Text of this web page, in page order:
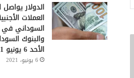
الدولار
العملات
السوداني في
والبنوك
الأحد 6 يونيو 2021م
6 يونيو، 2021